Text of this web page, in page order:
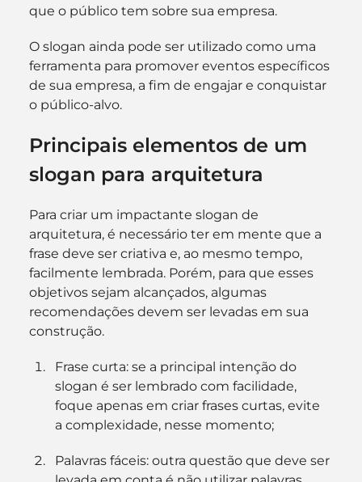
que o público tem sobre sua empresa.
O slogan ainda pode ser utilizado como uma
ferramenta para promover eventos específicos
de sua empresa, a fim de engajar e conquistar
o público-alvo.
Principais elementos de um
slogan para arquitetura
Para criar um impactante slogan de
arquitetura, é necessário ter em mente que a
frase deve ser criativa e, ao mesmo tempo,
facilmente lembrada. Porém, para que esses
objetivos sejam alcançados, algumas
recomendações devem ser levadas em sua
construção.
Frase curta: se a principal intenção do
slogan é ser lembrado com facilidade,
foque apenas em criar frases curtas, evite
a complexidade, nesse momento;
Palavras fáceis: outra questão que deve ser